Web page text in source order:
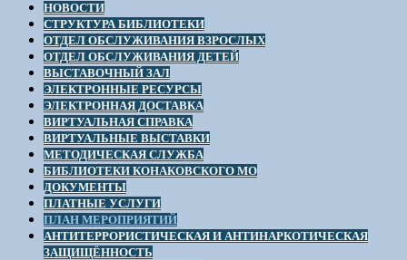
НОВОСТИ
СТРУКТУРА БИБЛИОТЕКИ
ОТДЕЛ ОБСЛУЖИВАНИЯ ВЗРОСЛЫХ
ОТДЕЛ ОБСЛУЖИВАНИЯ ДЕТЕЙ
ВЫСТАВОЧНЫЙ ЗАЛ
ЭЛЕКТРОННЫЕ РЕСУРСЫ
ЭЛЕКТРОННАЯ ДОСТАВКА
ВИРТУАЛЬНАЯ СПРАВКА
ВИРТУАЛЬНЫЕ ВЫСТАВКИ
МЕТОДИЧЕСКАЯ СЛУЖБА
БИБЛИОТЕКИ КОНАКОВСКОГО МО
ДОКУМЕНТЫ
ПЛАТНЫЕ УСЛУГИ
ПЛАН МЕРОПРИЯТИЙ
АНТИТЕРРОРИСТИЧЕСКАЯ И АНТИНАРКОТИЧЕСКАЯ
ЗАЩИЩЁННОСТЬ